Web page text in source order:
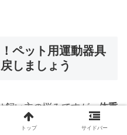
ペット用運動器具
しましょう
飼い主の悩みですが、体重
。まずは
現状を把握するこ
トップ サイドバー